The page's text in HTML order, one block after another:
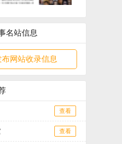
名站信息
网站收录信息
查看
查看